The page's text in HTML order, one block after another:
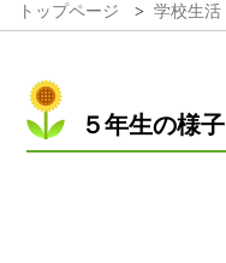
トップページ > 学校生活
５年生の様子